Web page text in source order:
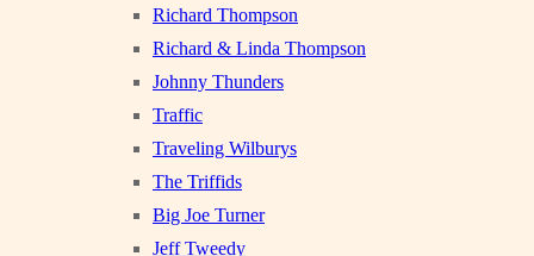
Richard Thompson
Richard & Linda Thompson
Johnny Thunders
Traffic
Traveling Wilburys
The Triffids
Big Joe Turner
Jeff Tweedy